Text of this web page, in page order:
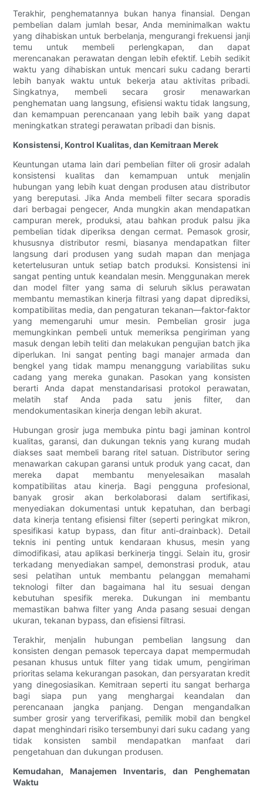
Terakhir, penghematannya bukan hanya finansial. Dengan
pembelian dalam jumlah besar, Anda meminimalkan waktu
yang dihabiskan untuk berbelanja, mengurangi frekuensi janji
temu untuk membeli perlengkapan, dan dapat
merencanakan perawatan dengan lebih efektif. Lebih sedikit
waktu yang dihabiskan untuk mencari suku cadang berarti
lebih banyak waktu untuk bekerja atau aktivitas pribadi.
Singkatnya, membeli secara grosir menawarkan
penghematan uang langsung, efisiensi waktu tidak langsung,
dan kemampuan perencanaan yang lebih baik yang dapat
meningkatkan strategi perawatan pribadi dan bisnis.
Konsistensi, Kontrol Kualitas, dan Kemitraan Merek
Keuntungan utama lain dari pembelian filter oli grosir adalah
konsistensi kualitas dan kemampuan untuk menjalin
hubungan yang lebih kuat dengan produsen atau distributor
yang bereputasi. Jika Anda membeli filter secara sporadis
dari berbagai pengecer, Anda mungkin akan mendapatkan
campuran merek, produksi, atau bahkan produk palsu jika
pembelian tidak diperiksa dengan cermat. Pemasok grosir,
khususnya distributor resmi, biasanya mendapatkan filter
langsung dari produsen yang sudah mapan dan menjaga
ketertelusuran untuk setiap batch produksi. Konsistensi ini
sangat penting untuk keandalan mesin. Menggunakan merek
dan model filter yang sama di seluruh siklus perawatan
membantu memastikan kinerja filtrasi yang dapat diprediksi,
kompatibilitas media, dan pengaturan tekanan—faktor-faktor
yang memengaruhi umur mesin. Pembelian grosir juga
memungkinkan pembeli untuk memeriksa pengiriman yang
masuk dengan lebih teliti dan melakukan pengujian batch jika
diperlukan. Ini sangat penting bagi manajer armada dan
bengkel yang tidak mampu menanggung variabilitas suku
cadang yang mereka gunakan. Pasokan yang konsisten
berarti Anda dapat menstandarisasi protokol perawatan,
melatih staf Anda pada satu jenis filter, dan
mendokumentasikan kinerja dengan lebih akurat.
Hubungan grosir juga membuka pintu bagi jaminan kontrol
kualitas, garansi, dan dukungan teknis yang kurang mudah
diakses saat membeli barang ritel satuan. Distributor sering
menawarkan cakupan garansi untuk produk yang cacat, dan
mereka dapat membantu menyelesaikan masalah
kompatibilitas atau kinerja. Bagi pengguna profesional,
banyak grosir akan berkolaborasi dalam sertifikasi,
menyediakan dokumentasi untuk kepatuhan, dan berbagi
data kinerja tentang efisiensi filter (seperti peringkat mikron,
spesifikasi katup bypass, dan fitur anti-drainback). Detail
teknis ini penting untuk kendaraan khusus, mesin yang
dimodifikasi, atau aplikasi berkinerja tinggi. Selain itu, grosir
terkadang menyediakan sampel, demonstrasi produk, atau
sesi pelatihan untuk membantu pelanggan memahami
teknologi filter dan bagaimana hal itu sesuai dengan
kebutuhan spesifik mereka. Dukungan ini membantu
memastikan bahwa filter yang Anda pasang sesuai dengan
ukuran, tekanan bypass, dan efisiensi filtrasi.
Terakhir, menjalin hubungan pembelian langsung dan
konsisten dengan pemasok tepercaya dapat mempermudah
pesanan khusus untuk filter yang tidak umum, pengiriman
prioritas selama kekurangan pasokan, dan persyaratan kredit
yang dinegosiasikan. Kemitraan seperti itu sangat berharga
bagi siapa pun yang menghargai keandalan dan
perencanaan jangka panjang. Dengan mengandalkan
sumber grosir yang terverifikasi, pemilik mobil dan bengkel
dapat menghindari risiko tersembunyi dari suku cadang yang
tidak konsisten sambil mendapatkan manfaat dari
pengetahuan dan dukungan produsen.
Kemudahan, Manajemen Inventaris, dan Penghematan
Waktu